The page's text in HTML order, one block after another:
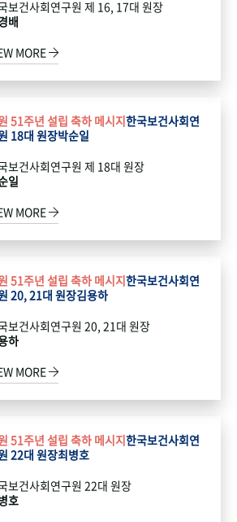
보건사회연구원 제 16, 17대 원장
배
MORE
51주년 설립 축하 메시지한국보건사회연
18대 원장박순일
보건사회연구원 제 18대 원장
일
MORE
51주년 설립 축하 메시지한국보건사회연
20, 21대 원장김용하
보건사회연구원 20, 21대 원장
하
MORE
51주년 설립 축하 메시지한국보건사회연
22대 원장최병호
보건사회연구원 22대 원장
호